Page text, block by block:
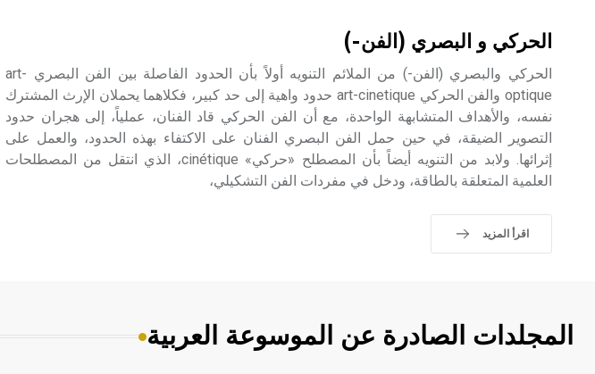
الحركي و البصري (الفن-)
الحركي والبصري (الفن-) من الملائم التنويه أولاً بأن الحدود الفاصلة بين الفن البصري art-
optique والفن الحركي art-cinetique حدود واهية إلى حد كبير، فكلاهما يحملان الإرث المشترك
نفسه، والأهداف المتشابهة الواحدة، مع أن الفن الحركي قاد الفنان، عملياً، إلى هجران حدود
التصوير الضيقة، في حين حمل الفن البصري الفنان على الاكتفاء بهذه الحدود، والعمل على
إثرائها. ولابد من التنويه أيضاً بأن المصطلح «حركي» cinétique، الذي انتقل من المصطلحات
العلمية المتعلقة بالطاقة، ودخل في مفردات الفن التشكيلي،
اقرأ المزيد
المجلدات الصادرة عن الموسوعة العربية